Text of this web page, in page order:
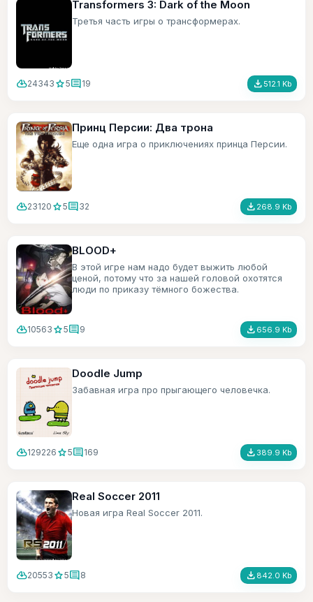
Transformers 3: Dark of the Moon
Третья часть игры о трансформерах.
cloud_download24343 star5comment19 file_download 512.1 Kb
Принц Персии: Два трона
Еще одна игра о приключениях принца Персии.
cloud_download23120 star5comment32 file_download 268.9 Kb
BLOOD+
В этой игре нам надо будет выжить любой
ценой, потому что за нашей головой охотятся
люди по приказу тёмного божества.
cloud_download10563 star5comment9 file_download 656.9 Kb
Doodle Jump
Забавная игра про прыгающего человечка.
cloud_download129226 star5comment169 file_download 389.9 Kb
Real Soccer 2011
Новая игра Real Soccer 2011.
cloud_download20553 star5comment8 file_download 842.0 Kb